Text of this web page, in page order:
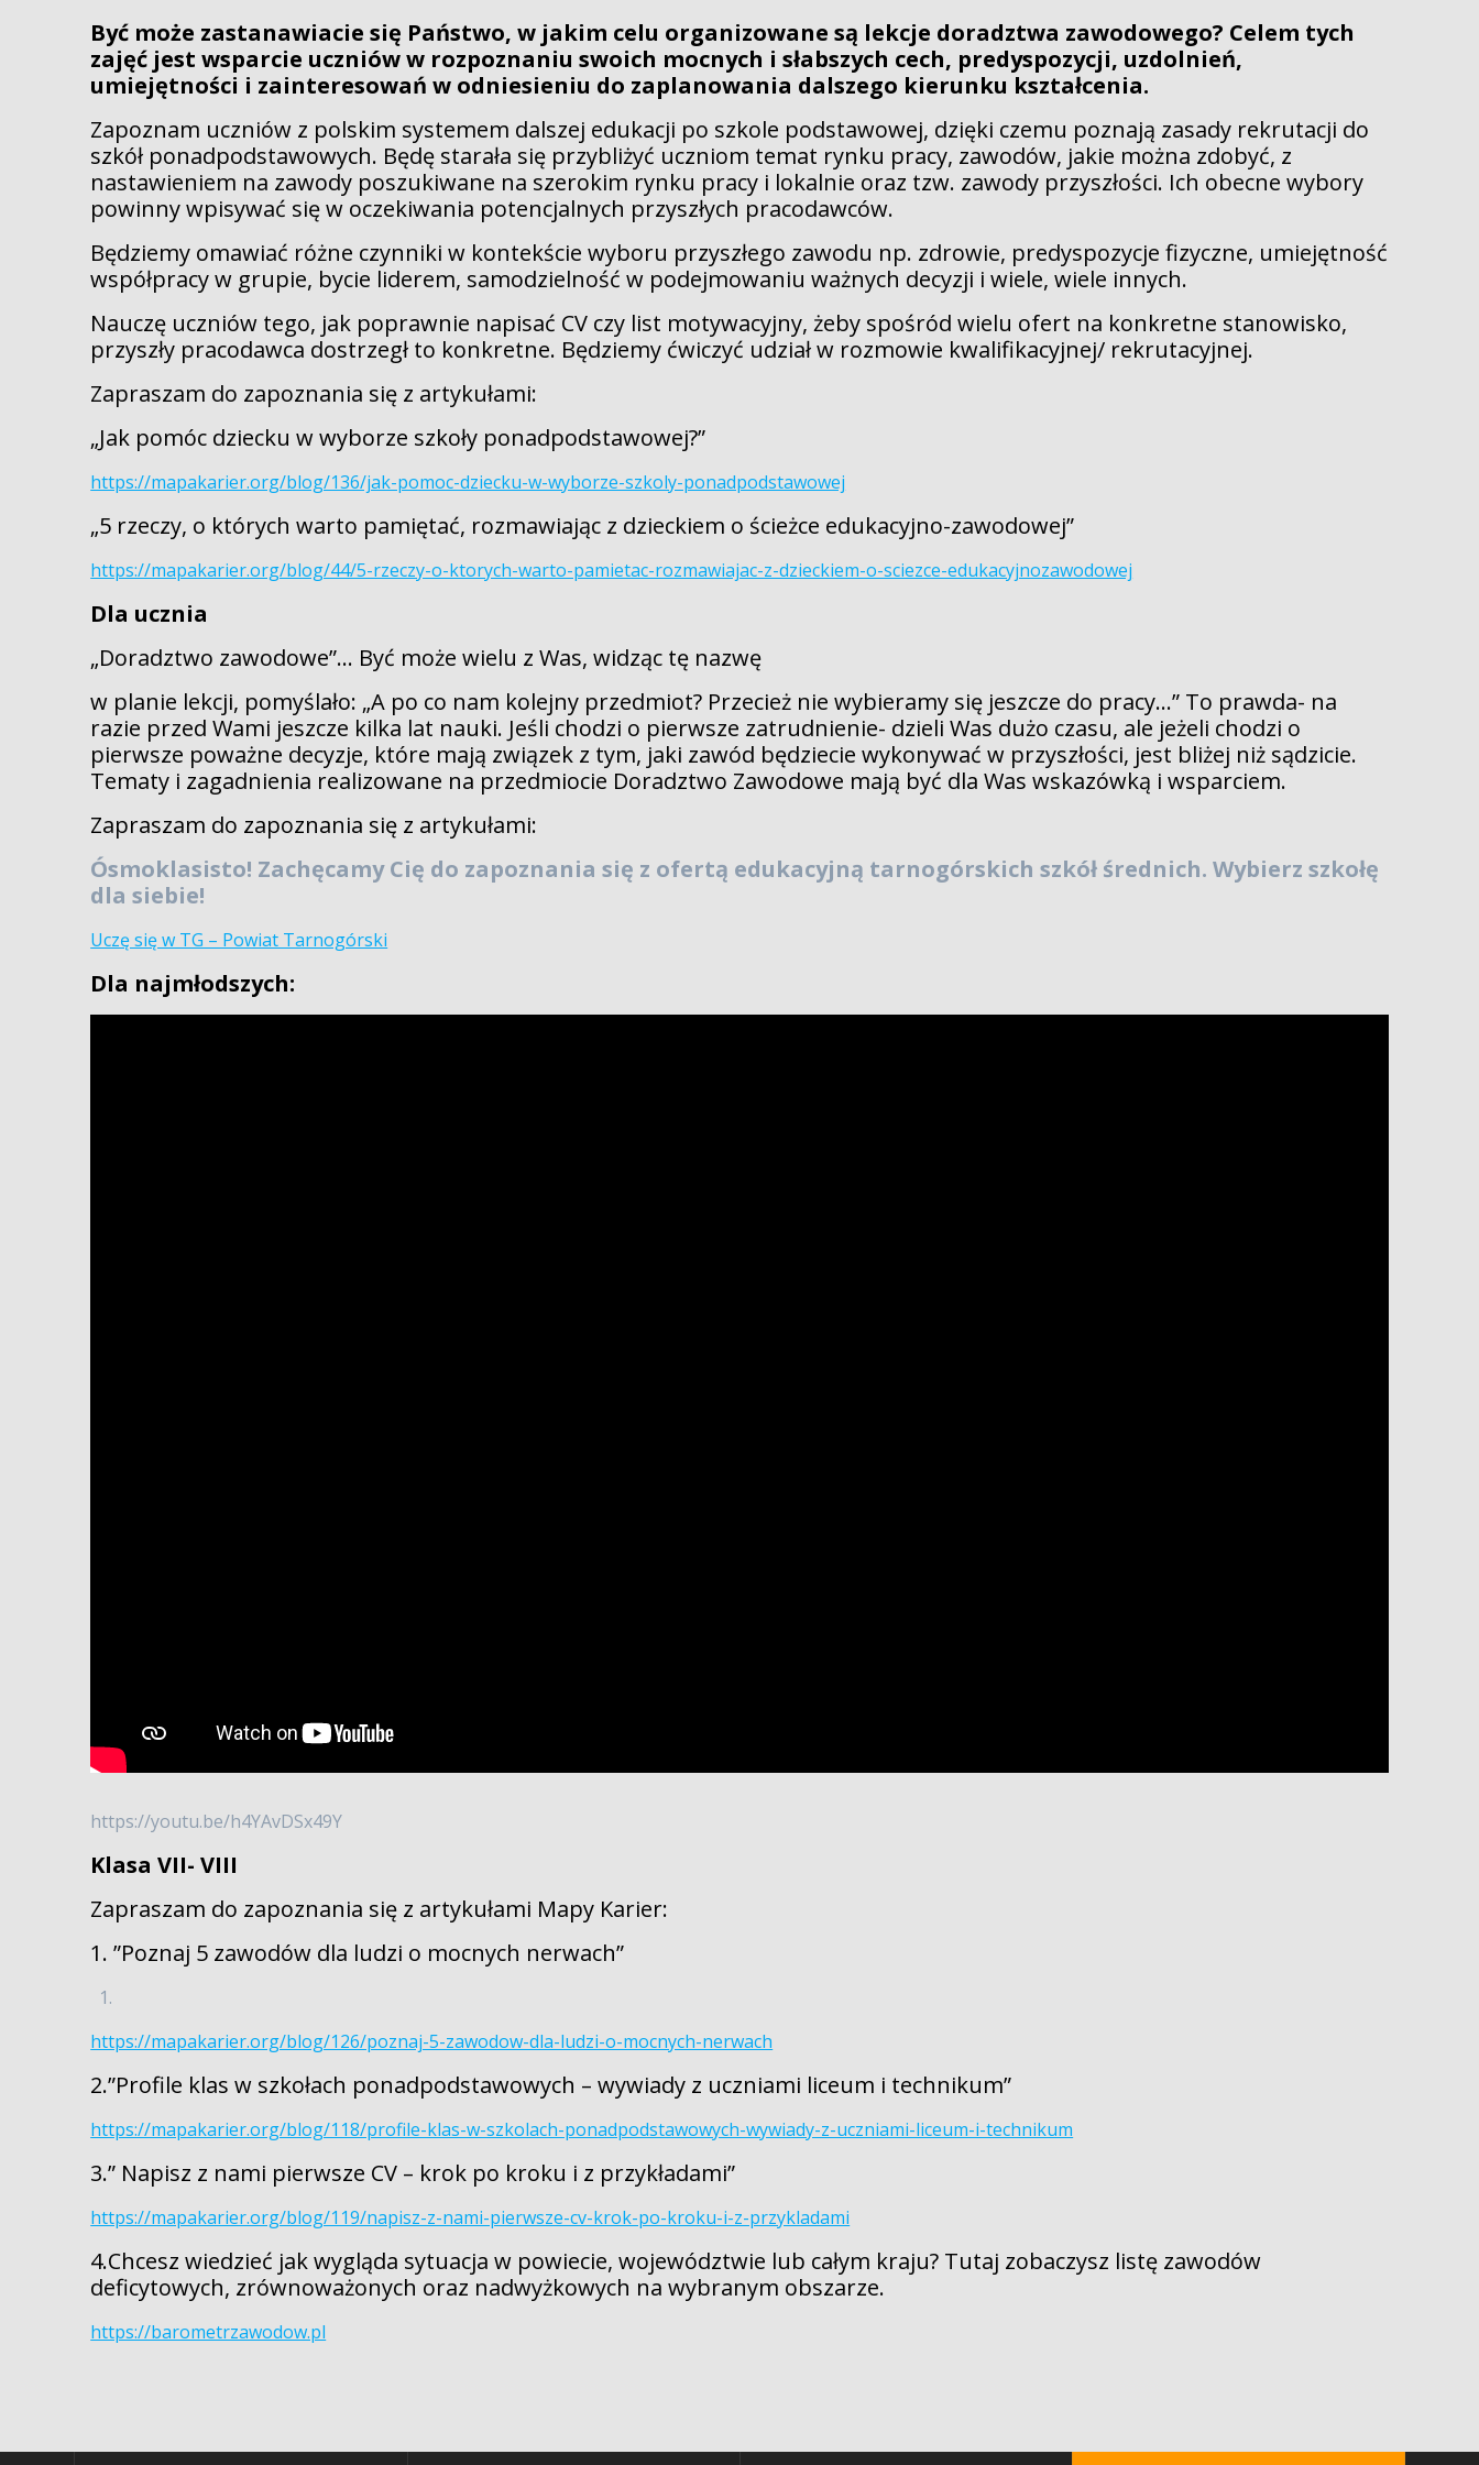
Być może zastanawiacie się Państwo, w jakim celu organizowane są lekcje doradztwa zawodowego? Celem tych
zajęć jest wsparcie uczniów w rozpoznaniu swoich mocnych i słabszych cech, predyspozycji, uzdolnień,
umiejętności i zainteresowań w odniesieniu do zaplanowania dalszego kierunku kształcenia.
Zapoznam uczniów z polskim systemem dalszej edukacji po szkole podstawowej, dzięki czemu poznają zasady rekrutacji do
szkół ponadpodstawowych. Będę starała się przybliżyć uczniom temat rynku pracy, zawodów, jakie można zdobyć, z
nastawieniem na zawody poszukiwane na szerokim rynku pracy i lokalnie oraz tzw. zawody przyszłości. Ich obecne wybory
powinny wpisywać się w oczekiwania potencjalnych przyszłych pracodawców.
Będziemy omawiać różne czynniki w kontekście wyboru przyszłego zawodu np. zdrowie, predyspozycje fizyczne, umiejętność
współpracy w grupie, bycie liderem, samodzielność w podejmowaniu ważnych decyzji i wiele, wiele innych.
Nauczę uczniów tego, jak poprawnie napisać CV czy list motywacyjny, żeby spośród wielu ofert na konkretne stanowisko,
przyszły pracodawca dostrzegł to konkretne. Będziemy ćwiczyć udział w rozmowie kwalifikacyjnej/ rekrutacyjnej.
Zapraszam do zapoznania się z artykułami:
„Jak pomóc dziecku w wyborze szkoły ponadpodstawowej?”
https://mapakarier.org/blog/136/jak-pomoc-dziecku-w-wyborze-szkoly-ponadpodstawowej
„5 rzeczy, o których warto pamiętać, rozmawiając z dzieckiem o ścieżce edukacyjno-zawodowej”
https://mapakarier.org/blog/44/5-rzeczy-o-ktorych-warto-pamietac-rozmawiajac-z-dzieckiem-o-sciezce-edukacyjnozawodowej
Dla ucznia
„Doradztwo zawodowe”… Być może wielu z Was, widząc tę nazwę
w planie lekcji, pomyślało: „A po co nam kolejny przedmiot? Przecież nie wybieramy się jeszcze do pracy…” To prawda- na
razie przed Wami jeszcze kilka lat nauki. Jeśli chodzi o pierwsze zatrudnienie- dzieli Was dużo czasu, ale jeżeli chodzi o
pierwsze poważne decyzje, które mają związek z tym, jaki zawód będziecie wykonywać w przyszłości, jest bliżej niż sądzicie.
Tematy i zagadnienia realizowane na przedmiocie Doradztwo Zawodowe mają być dla Was wskazówką i wsparciem.
Zapraszam do zapoznania się z artykułami:
Ósmoklasisto! Zachęcamy Cię do zapoznania się z ofertą edukacyjną tarnogórskich szkół średnich. Wybierz szkołę
dla siebie!
Uczę się w TG – Powiat Tarnogórski
Dla najmłodszych:
https://youtu.be/h4YAvDSx49Y
Klasa VII- VIII
Zapraszam do zapoznania się z artykułami Mapy Karier:
1. ”Poznaj 5 zawodów dla ludzi o mocnych nerwach”
https://mapakarier.org/blog/126/poznaj-5-zawodow-dla-ludzi-o-mocnych-nerwach
2.”Profile klas w szkołach ponadpodstawowych – wywiady z uczniami liceum i technikum”
https://mapakarier.org/blog/118/profile-klas-w-szkolach-ponadpodstawowych-wywiady-z-uczniami-liceum-i-technikum
3.” Napisz z nami pierwsze CV – krok po kroku i z przykładami”
https://mapakarier.org/blog/119/napisz-z-nami-pierwsze-cv-krok-po-kroku-i-z-przykladami
4.Chcesz wiedzieć jak wygląda sytuacja w powiecie, województwie lub całym kraju? Tutaj zobaczysz listę zawodów
deficytowych, zrównoważonych oraz nadwyżkowych na wybranym obszarze.
https://barometrzawodow.pl